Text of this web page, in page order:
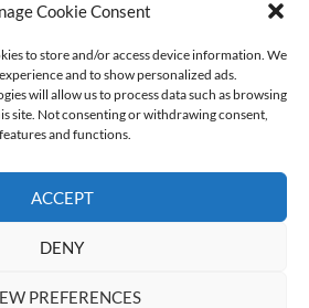
Cookie Consent
to store and/or access device information. We
and to show personalized ads.
will allow us to process data such as browsing
site. Not consenting or withdrawing consent,
and functions.
ACCEPT
DENY
PREFERENCES